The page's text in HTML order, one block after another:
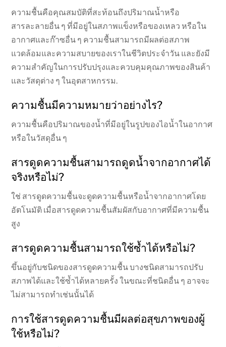
ความชื้นคือคุณสมบัติที่สะท้อนถึงปริมาณน้ำหรือ
สารละลายอื่น ๆ ที่มีอยู่ในสภาพแข็งหรือของเหลว หรือใน
อากาศและก๊าซอื่น ๆ ความชื้นสามารถมีผลต่อสภาพ
แวดล้อมและความสบายของเราในชีวิตประจำวัน และยังมี
ความสำคัญในการปรับปรุงและควบคุมคุณภาพของสินค้า
และวัสดุต่าง ๆ ในอุตสาหกรรม.
ความชื้นมีความหมายว่าอย่างไร?
ความชื้นคือปริมาณของน้ำที่มีอยู่ในรูปของไอน้ำในอากาศ
หรือในวัสดุอื่น ๆ
สารดูดความชื้นสามารถดูดน้ำจากอากาศได้
จริงหรือไม่?
ใช่ สารดูดความชื้นจะดูดความชื้นหรือน้ำจากอากาศโดย
อัตโนมัติ เมื่อสารดูดความชื้นสัมผัสกับอากาศที่มีความชื้น
สูง
สารดูดความชื้นสามารถใช้ซ้ำได้หรือไม่?
ขึ้นอยู่กับชนิดของสารดูดความชื้น บางชนิดสามารถปรับ
สภาพได้และใช้ซ้ำได้หลายครั้ง ในขณะที่ชนิดอื่น ๆ อาจจะ
ไม่สามารถทำเช่นนั้นได้
การใช้สารดูดความชื้นมีผลต่อสุขภาพของผู้
ใช้หรือไม่?